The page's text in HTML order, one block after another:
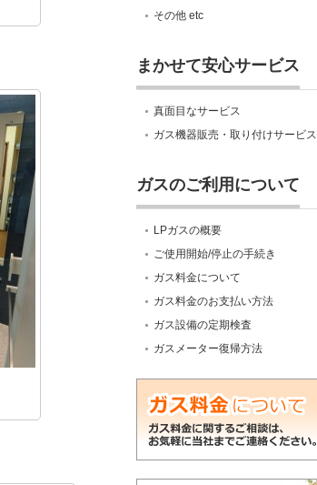
その他 etc
まかせて安心サービス
真面目なサービス
ガス機器販売・取り付けサービス
ガスのご利用について
LPガスの概要
ご使用開始/停止の手続き
ガス料金について
ガス料金のお支払い方法
ガス設備の定期検査
ガスメーター復帰方法